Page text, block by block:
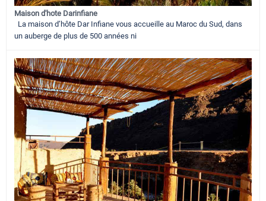
Maison d'hote Darinfiane
La maison d’hôte Dar Infiane vous accueille au Maroc du Sud, dans
un auberge de plus de 500 années ni